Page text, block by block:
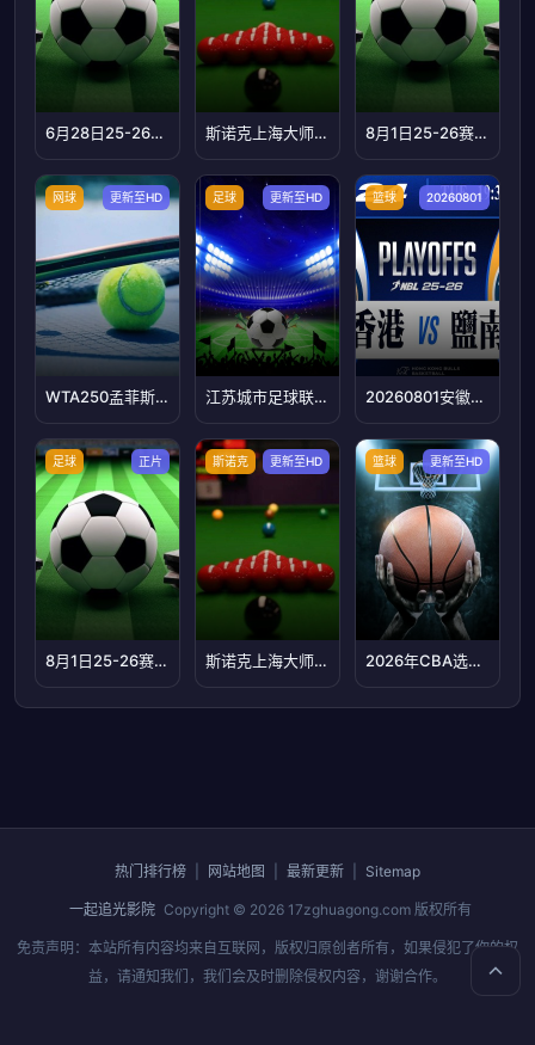
6月28日25-26赛季中乙联赛 山东泰山B队VS山西崇德荣海 斯诺克上海大师赛四分之一决赛：凯伦·威尔逊VS马克·威廉姆斯 8月1日25-26赛季山东齐鲁足球超级联赛 济宁港航VS潍坊队
网球 更新至HD
WTA250孟菲斯站女单四分之一决赛：维德曼诺娃VS沃利内茨
足球 更新至HD
江苏城市足球联赛：盐城队VS南京队20260801
篮球 20260801
20260801安徽省城市篮球联赛第10轮全场回放：亳州vs合肥
足球 正片
8月1日25-26赛季湖北省城市足球联赛 天门衣尚队VS咸宁外星人队
斯诺克 更新至HD
斯诺克上海大师赛四分之一决赛：贾德·特鲁姆普VS约翰·希金斯
篮球 更新至HD
2026年CBA选秀大会
热门排行榜 网站地图 最新更新 Sitemap
一起追光影院 Copyright © 2026 17zghuagong.com 版权所有
免责声明：本站所有内容均来自互联网，版权归原创者所有，如果侵犯了你的权
益，请通知我们，我们会及时删除侵权内容，谢谢合作。